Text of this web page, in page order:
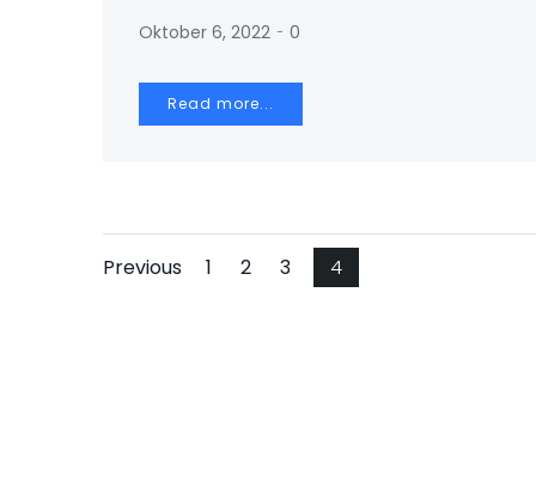
Oktober 6, 2022 - 0
Read more...
Posts
Previous
Posts
Page
1 Page
2 Page
3 Page
4